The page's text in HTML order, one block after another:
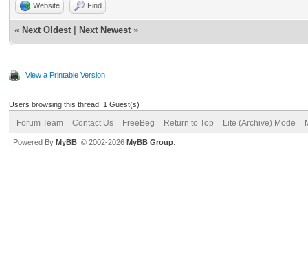
Website Find
« Next Oldest Next Newest »
View a Printable Version
Users browsing this thread: 1 Guest(s)
Forum Team Contact Us FreeBeg Return to Top Lite (Archive) Mode
Powered By MyBB , © 2002-2026 MyBB Group